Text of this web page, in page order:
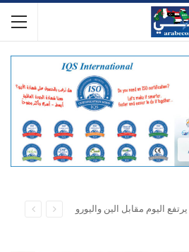
ستارزبلاي تعرض حصرياً الموسم الثالث الحافل بالتشويق من مسلسل Lioness